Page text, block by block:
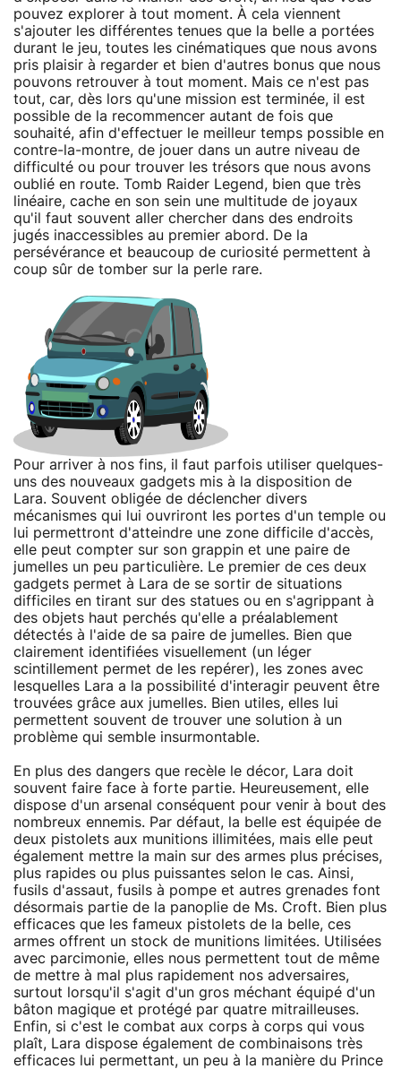
pouvez explorer à tout moment. À cela viennent
s'ajouter les différentes tenues que la belle a portées
durant le jeu, toutes les cinématiques que nous avons
pris plaisir à regarder et bien d'autres bonus que nous
pouvons retrouver à tout moment. Mais ce n'est pas
tout, car, dès lors qu'une mission est terminée, il est
possible de la recommencer autant de fois que
souhaité, afin d'effectuer le meilleur temps possible en
contre-la-montre, de jouer dans un autre niveau de
difficulté ou pour trouver les trésors que nous avons
oublié en route. Tomb Raider Legend, bien que très
linéaire, cache en son sein une multitude de joyaux
qu'il faut souvent aller chercher dans des endroits
jugés inaccessibles au premier abord. De la
persévérance et beaucoup de curiosité permettent à
coup sûr de tomber sur la perle rare.
Pour arriver à nos fins, il faut parfois utiliser quelques-
uns des nouveaux gadgets mis à la disposition de
Lara. Souvent obligée de déclencher divers
mécanismes qui lui ouvriront les portes d'un temple ou
lui permettront d'atteindre une zone difficile d'accès,
elle peut compter sur son grappin et une paire de
jumelles un peu particulière. Le premier de ces deux
gadgets permet à Lara de se sortir de situations
difficiles en tirant sur des statues ou en s'agrippant à
des objets haut perchés qu'elle a préalablement
détectés à l'aide de sa paire de jumelles. Bien que
clairement identifiées visuellement (un léger
scintillement permet de les repérer), les zones avec
lesquelles Lara a la possibilité d'interagir peuvent être
trouvées grâce aux jumelles. Bien utiles, elles lui
permettent souvent de trouver une solution à un
problème qui semble insurmontable.
En plus des dangers que recèle le décor, Lara doit
souvent faire face à forte partie. Heureusement, elle
dispose d'un arsenal conséquent pour venir à bout des
nombreux ennemis. Par défaut, la belle est équipée de
deux pistolets aux munitions illimitées, mais elle peut
également mettre la main sur des armes plus précises,
plus rapides ou plus puissantes selon le cas. Ainsi,
fusils d'assaut, fusils à pompe et autres grenades font
désormais partie de la panoplie de Ms. Croft. Bien plus
efficaces que les fameux pistolets de la belle, ces
armes offrent un stock de munitions limitées. Utilisées
avec parcimonie, elles nous permettent tout de même
de mettre à mal plus rapidement nos adversaires,
surtout lorsqu'il s'agit d'un gros méchant équipé d'un
bâton magique et protégé par quatre mitrailleuses.
Enfin, si c'est le combat aux corps à corps qui vous
plaît, Lara dispose également de combinaisons très
efficaces lui permettant, un peu à la manière du Prince